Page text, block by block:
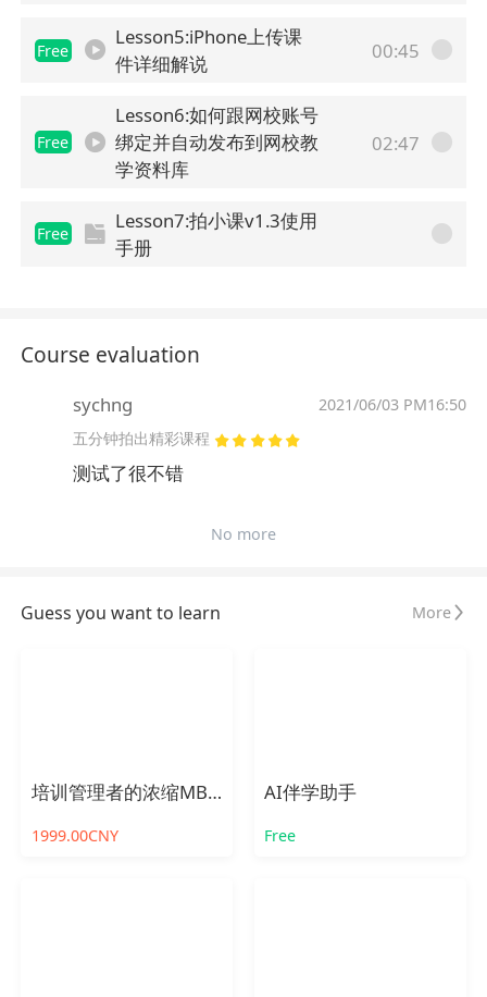
Free
Lesson5:iPhone上传课
件详细解说
00:45
Free
Lesson6:如何跟网校账号
绑定并自动发布到网校教
学资料库
02:47
Free
Lesson7:拍小课v1.3使用
手册
Course evaluation
sychng
2021/06/03 PM16:50
五分钟拍出精彩课程
测试了很不错
No more
Guess you want to learn More
培训管理者的浓缩MBA公开课
1999.00CNY
AI伴学助手
Free